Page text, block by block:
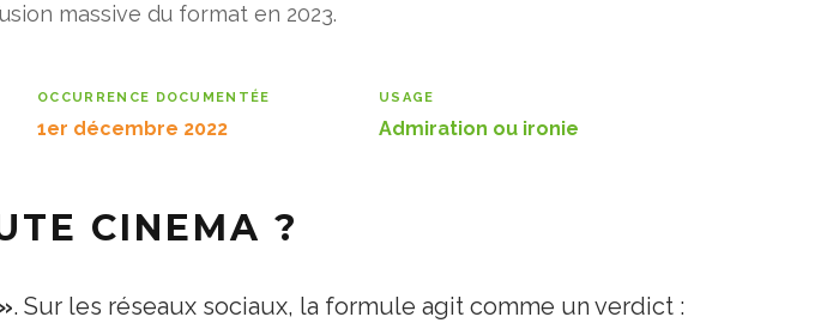
massive du format en 2023.
OCCURRENCE DOCUMENTÉE
1er décembre 2022
USAGE
Admiration ou ironie
CINEMA ?
. Sur les réseaux sociaux, la formule agit comme un verdict :